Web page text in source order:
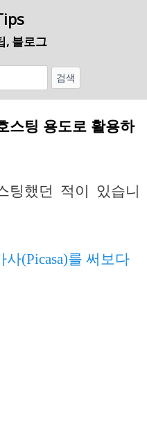
, 블로그
스팅 용도로 활용하
팅했던 적이 있습니
(Picasa)를 써보다